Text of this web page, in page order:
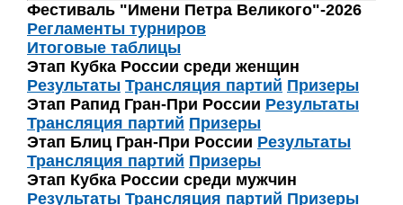
Фестиваль "Имени Петра Великого"-2026
Регламенты турниров
Итоговые таблицы
Этап Кубка России среди женщин
Результаты Трансляция партий Призеры
Этап Рапид Гран-При России Результаты
Трансляция партий Призеры
Этап Блиц Гран-При России Результаты
Трансляция партий Призеры
Этап Кубка России среди мужчин
Результаты Трансляция партий Призеры